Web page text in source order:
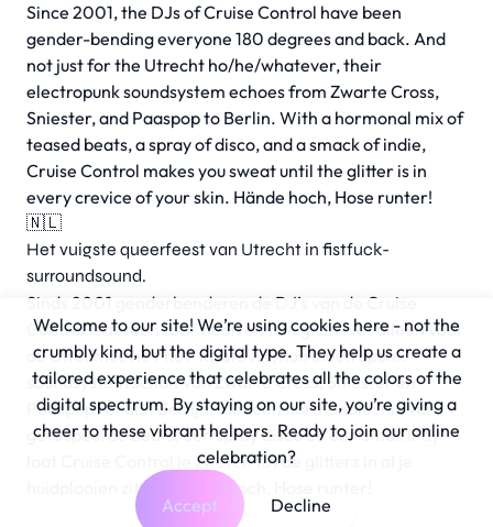
Since 2001, the DJs of Cruise Control have been
gender-bending everyone 180 degrees and back. And
not just for the Utrecht ho/he/whatever, their
electropunk soundsystem echoes from Zwarte Cross,
Sniester, and Paaspop to Berlin. With a hormonal mix of
teased beats, a spray of disco, and a smack of indie,
Cruise Control makes you sweat until the glitter is in
every crevice of your skin. Hände hoch, Hose runter!
🇳🇱
Het vuigste queerfeest van Utrecht in fistfuck-
surroundsound.
Sinds 2001 genderbenderen de DJ’s van de Cruise
Control iedereen 180º heen en terug. En niet alleen voor
de Utrechtse ho / he / whatever, hun electropunk
soundsystem schalt van Zwarte Cross, Sniester en
Paaspop tot aan Berlijn. Met een hormonale mix van
getoupeerde beats, een spray disco en een smak indy
laat Cruise Control je zweten tot de glitters in al je
huidplooien zitten. Hände hoch, Hose runter!
Welcome to our site! We’re using cookies here - not the
crumbly kind, but the digital type. They help us create a
tailored experience that celebrates all the colors of the
digital spectrum. By staying on our site, you’re giving a
cheer to these vibrant helpers. Ready to join our online
celebration?
Accept Decline